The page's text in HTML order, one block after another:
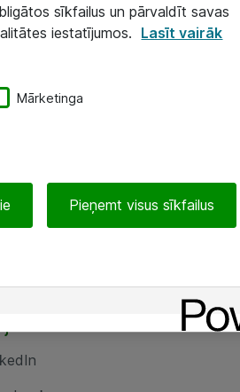
sīkfailus un pārvaldīt savas
iestatījumos. Lasīt vairāk
Mārketinga
Pieņemt visus sīkfailus